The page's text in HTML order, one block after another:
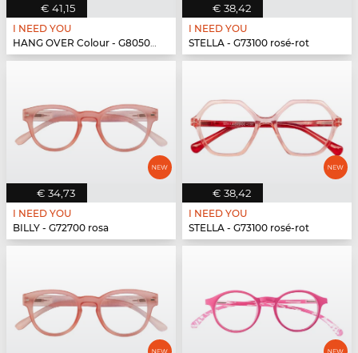
€ 41,15
I NEED YOU
HANG OVER Colour - G80500 pink
€ 38,42
I NEED YOU
STELLA - G73100 rosé-rot
€ 34,73
I NEED YOU
BILLY - G72700 rosa
€ 38,42
I NEED YOU
STELLA - G73100 rosé-rot